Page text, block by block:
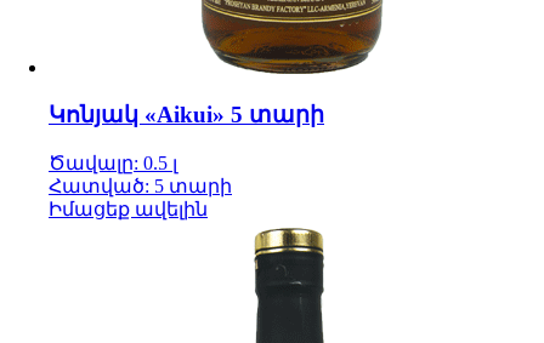
Կոնյակ «Aikui» 5 տարի
Ծավալը: 0.5 լ
Հատված: 5 տարի
Իմացեք ավելին